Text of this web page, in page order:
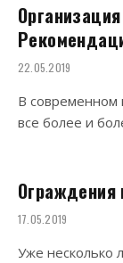
22.05.2019
В современном
все более и
Ограждения
17.05.2019
Уже несколько